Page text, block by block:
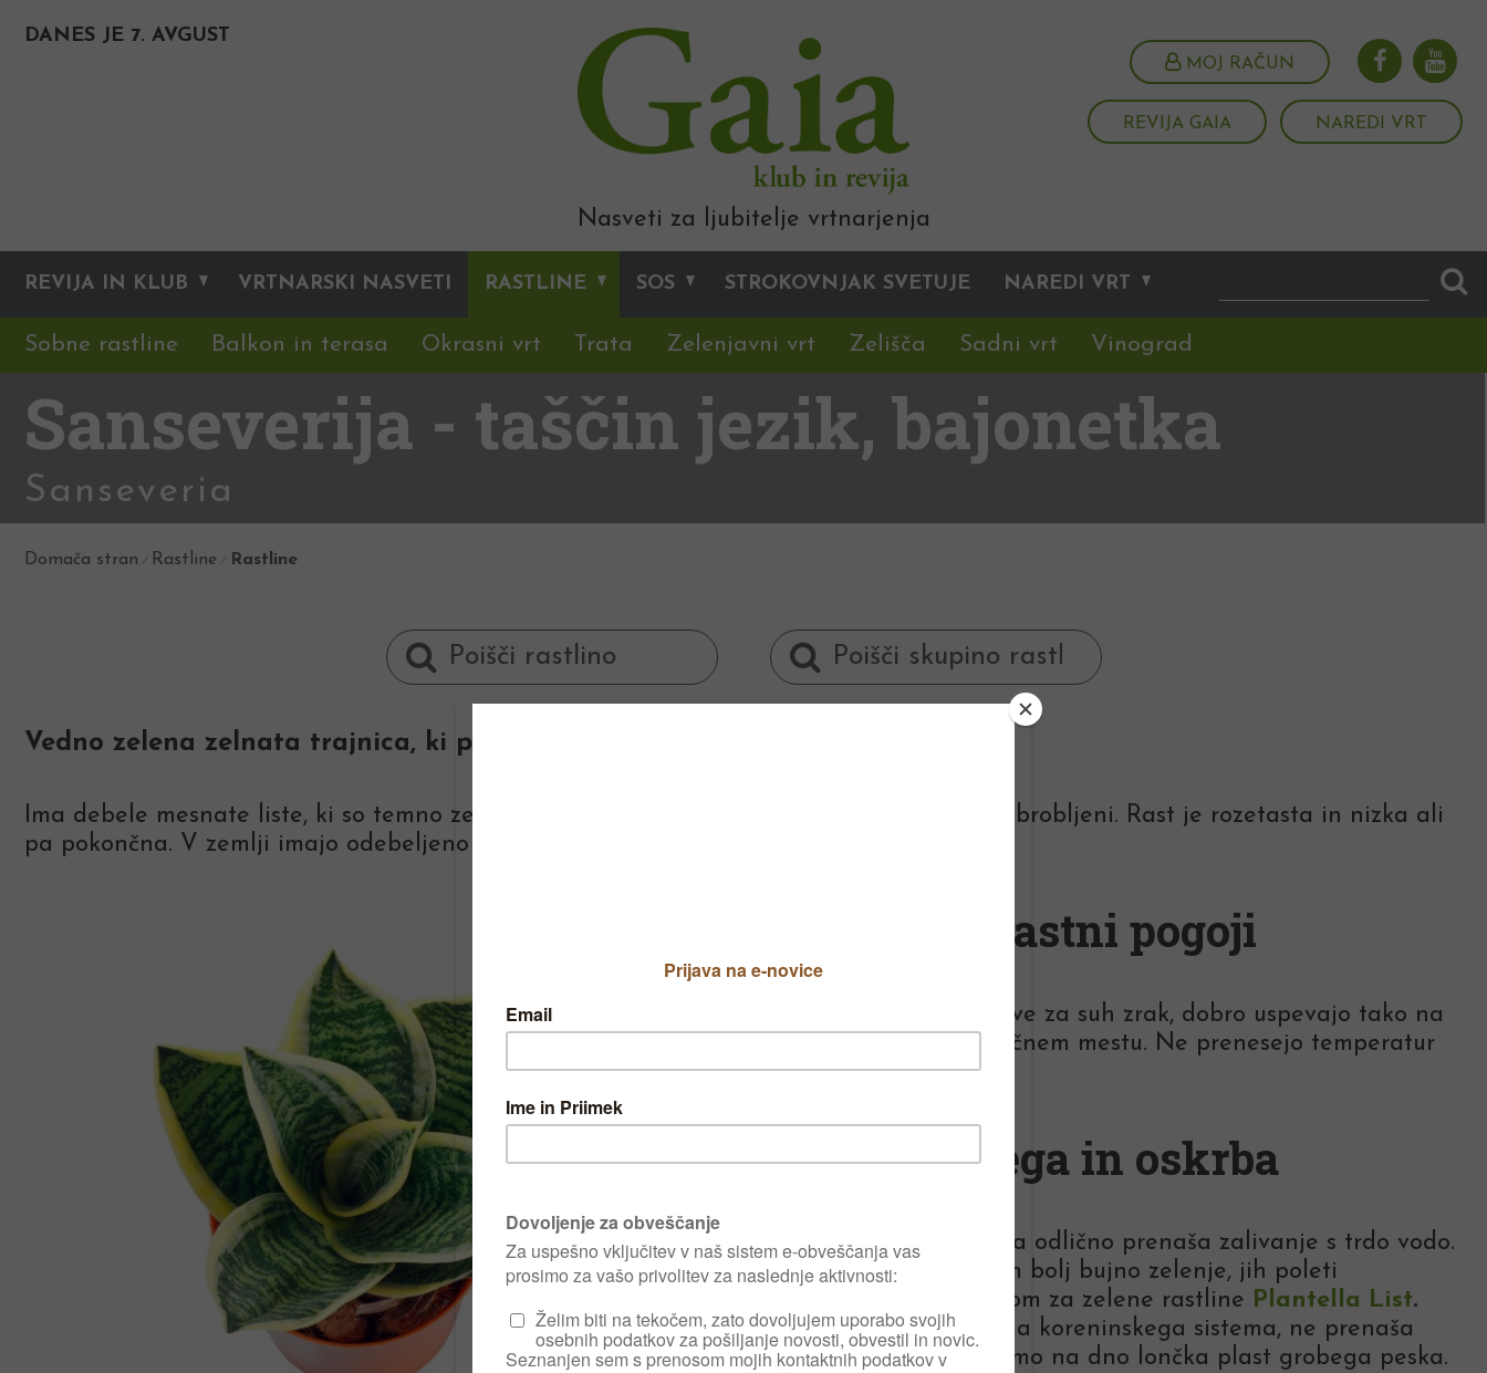
DANES JE 7. AVGUST
MOJ RAČUN
REVIJA GAIA NAREDI VRT
Nasveti za ljubitelje vrtnarjenja
REVIJA IN KLUB VRTNARSKI NASVETI RASTLINE SOS STROKOVNJAK SVETUJE NAREDI VRT
Sobne rastline Balkon in terasa Okrasni vrt Trata Zelenjavni vrt Zelišča Sadni vrt Vinograd
Sanseverija - taščin jezik, bajonetka
Sanseveria
Domača stran Rastline Rastline
Vedno zelena zelnata trajnica, ki preživi tudi v najslabših razmerah.
Ima debele mesnate liste, ki so temno zelene barve. Pri nekaterih sortah so listi rumeno obrobljeni. Rast je rozetasta in nizka ali
pa pokončna. V zemlji imajo odebeljeno koreniko, ki se razrašča plitvo vodoravno.
Rastni pogoji
So povsem neobčutljive za suh zrak, dobro uspevajo tako na
sončnem kot tudi senčnem mestu. Ne prenesejo temperatur
pod 13 stopinj.
Nega in oskrba
Odlikuje se po tem, da odlično prenaša zalivanje s trdo vodo.
Da rastline tvorijo čim bolj bujno zelenje, jih poleti
dognojujemo z gnojilom za zelene rastline Plantella List.
Zaradi slabo razvitega koreninskega sistema, ne prenaša
stoječe vode, zato damo na dno lončka plast grobega peska.